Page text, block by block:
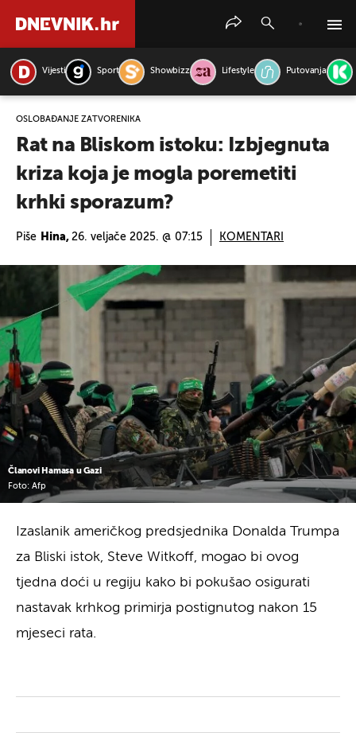
Vijesti Sport Showbizz Lifestyle Putovanja
OSLOBAĐANJE ZATVORENIKA
Rat na Bliskom istoku: Izbjegnuta
kriza koja je mogla poremetiti
krhki sporazum?
Piše Hina, 26. veljače 2025. @ 07:15 KOMENTARI
Članovi Hamasa u Gazi
Foto: Afp
Izaslanik američkog predsjednika Donalda Trumpa
za Bliski istok, Steve Witkoff, mogao bi ovog
tjedna doći u regiju kako bi pokušao osigurati
nastavak krhkog primirja postignutog nakon 15
mjeseci rata.
PRETRAŽITE VIJESTI